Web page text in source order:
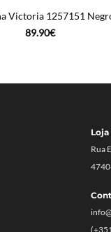
Victoria 1257151
89.90€
Loja
Rua